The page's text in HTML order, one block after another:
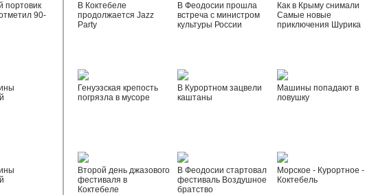
портовик
90-
В Коктебеле
продолжается Jazz
Party
В Феодосии прошла
встреча с министром
культуры России
Как в Крыму снимали
Самые новые
приключения Шурика
Генуэзская крепость
погрязла в мусоре
В Курортном зацвели
каштаны
Машины попадают в
ловушку
Второй день джазового
фестиваля в
Коктебеле
В Феодосии стартовал
фестиваль Воздушное
братство
Морское - Курортное -
Коктебель